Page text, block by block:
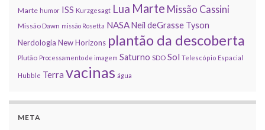
Marte humor ISS Kurzgesagt Lua Marte Missão Cassini
Missão Dawn missão Rosetta NASANeil deGrasse Tyson
Nerdologia New Horizons plantão da descoberta
Plutão Processamento de imagem Saturno SDO Sol Telescópio Espacial
Hubble Terra vacinas água
META